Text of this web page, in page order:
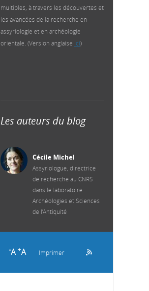
multiples, à travers les découvertes et
les avancées de la recherche en
assyriologie et en archéologie
orientale. (Version anglaise ici)
Les auteurs du blog
Cécile Michel
Assyriologue, directrice
de recherche au CNRS
dans le laboratoire
Archéologies et Sciences
de l’Antiquité
-A +A Imprimer